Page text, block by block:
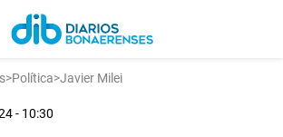
>Política>Javier Milei
- 10:30